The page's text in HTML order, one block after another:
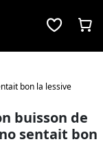
bon la lessive
buisson de
sentait bon